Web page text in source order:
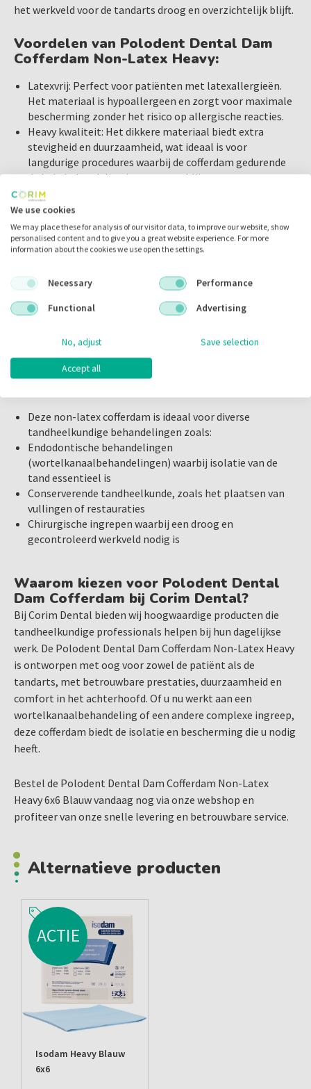
vullingen of restauraties
gecontroleerd werkveld nodig is
Waarom kiezen voor Polodent Dental Dam Cofferdam bij
Corim Dental?
Bij Corim Dental bieden wij hoogwaardige producten die
tandheelkundige professionals helpen bij hun dagelijkse
werk. De Polodent Dental Dam Cofferdam Non-Latex Heavy
is ontworpen met oog voor zowel de patiënt als de
tandarts, met betrouwbare prestaties, duurzaamheid en
comfort in het achterhoofd. Of u nu werkt aan een
wortelkanaalbehandeling of een andere complexe ingreep,
deze cofferdam biedt de isolatie en bescherming die u nodig
Bestel de Polodent Dental Dam Cofferdam Non-Latex
Heavy 6x6 Blauw vandaag nog via onze webshop en
het werkveld voor de tandarts droog en overzichtelijk blijft.
Voordelen van Polodent Dental Dam
Cofferdam Non-Latex Heavy:
Latexvrij: Perfect voor patiënten met latexallergieën.
Het materiaal is hypoallergeen en zorgt voor maximale
bescherming zonder het risico op allergische reacties.
Heavy kwaliteit: Het dikkere materiaal biedt extra
stevigheid en duurzaamheid, wat ideaal is voor
langdurige procedures waarbij de cofferdam gedurende
de hele behandeling intact moet blijven.
6x6 inch formaat: Dit ruime formaat maakt het
gemakkelijk om de cofferdam effectief aan te brengen en
het werkgebied volledig te isoleren.
Blauwe kleur: De blauwe kleur biedt een duidelijk
contrast met de tanden, waardoor de zichtbaarheid
Flexibel en scheurvast: Het non-latex materiaal is sterk,
scheurvast en biedt voldoende flexibiliteit om eenvoudig
rond de tanden te passen zonder in te leveren op
Toepassingen van Polodent Dental Dam
Deze non-latex cofferdam is ideaal voor diverse
tandheelkundige behandelingen zoals:
Endodontische behandelingen
(wortelkanaalbehandelingen) waarbij isolatie van de
tand essentieel is
Conserverende tandheelkunde, zoals het plaatsen van
vullingen of restauraties
Chirurgische ingrepen waarbij een droog en
gecontroleerd werkveld nodig is
Waarom kiezen voor Polodent Dental
Dam Cofferdam bij Corim Dental?
Bij Corim Dental bieden wij hoogwaardige producten die
tandheelkundige professionals helpen bij hun dagelijkse
werk. De Polodent Dental Dam Cofferdam Non-Latex Heavy
is ontworpen met oog voor zowel de patiënt als de
tandarts, met betrouwbare prestaties, duurzaamheid en
comfort in het achterhoofd. Of u nu werkt aan een
wortelkanaalbehandeling of een andere complexe ingreep,
deze cofferdam biedt de isolatie en bescherming die u nodig
heeft.
Bestel de Polodent Dental Dam Cofferdam Non-Latex
Heavy 6x6 Blauw vandaag nog via onze webshop en
profiteer van onze snelle levering en betrouwbare service.
Alternatieve producten
ACTIE
Isodam Heavy Blauw
6x6
We use cookies
We may place these for analysis of our visitor data, to improve our website, show
personalised content and to give you a great website experience. For more
information about the cookies we use open the settings.
Necessary
Performance
Functional
Advertising
No, adjust Save selection
Accept all